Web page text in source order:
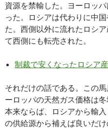
資源を禁輸した。ヨーロッ
った。ロシアは代わりに中
た。西側以外に流れたロシ
て西側にも転売された。
制裁で安くなったロシア
それだけの話である。この
ーロッパの天然ガス価格は
本来ならば、ロシアから輸
の供給源から補えば良いだ